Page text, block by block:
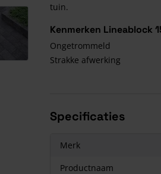
View larger image
tuin.
Kenmerken Lineablock
Ongetrommeld
Strakke afwerking
Specificaties
Merk
Productnaam